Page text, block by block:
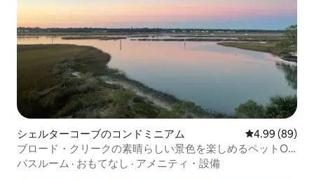
シェルターコーブのコンドミニアム レビュー89件
4.99 (89)
ブロード・クリークの素晴らしい景色を楽しめるペットOK
のコンドミニアム
バスルーム · おもてなし · アメニティ・設備